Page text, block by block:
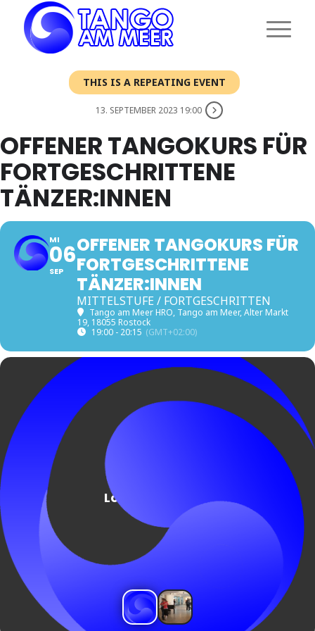
THIS IS A REPEATING EVENT
13. SEPTEMBER 2023 19:00
OFFENER TANGOKURS FÜR
FORTGESCHRITTENE
TÄNZER:INNEN
MI
06
SEP
OFFENER TANGOKURS FÜR
FORTGESCHRITTENE
TÄNZER:INNEN
MITTELSTUFE / FORTGESCHRITTEN
Tango am Meer HRO, Tango am Meer, Alter Markt
19, 18055 Rostock
19:00 - 20:15 (GMT+02:00)